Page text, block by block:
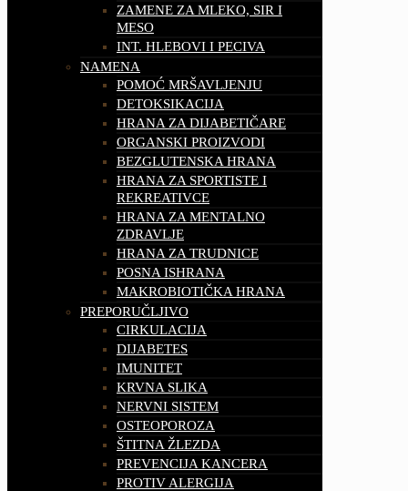
ZAMENE ZA MLEKO, SIR I
MESO
INT. HLEBOVI I PECIVA
NAMENA
POMOĆ MRŠAVLJENJU
DETOKSIKACIJA
HRANA ZA DIJABETIČARE
ORGANSKI PROIZVODI
BEZGLUTENSKA HRANA
HRANA ZA SPORTISTE I
REKREATIVCE
HRANA ZA MENTALNO
ZDRAVLJE
HRANA ZA TRUDNICE
POSNA ISHRANA
MAKROBIOTIČKA HRANA
PREPORUČLJIVO
CIRKULACIJA
DIJABETES
IMUNITET
KRVNA SLIKA
NERVNI SISTEM
OSTEOPOROZA
ŠTITNA ŽLEZDA
PREVENCIJA KANCERA
PROTIV ALERGIJA